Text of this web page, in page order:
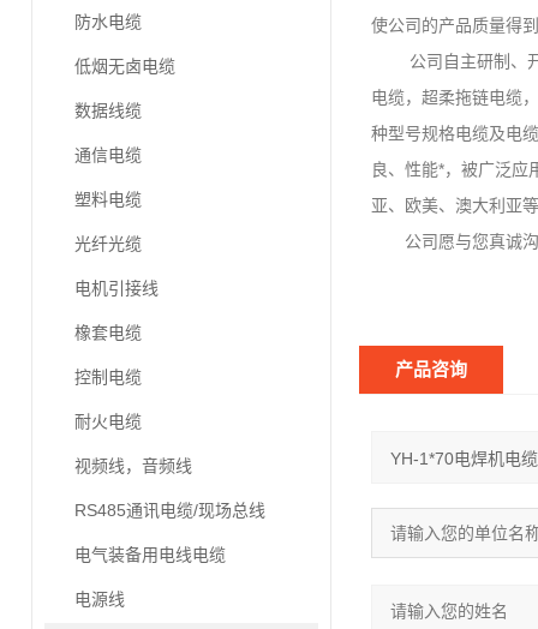
防水电缆
低烟无卤电缆
数据线缆
通信电缆
塑料电缆
光纤光缆
电机引接线
橡套电缆
控制电缆
耐火电缆
视频线，音频线
RS485通讯电缆/现场总线
电气装备用电线电缆
电源线
使公司的产品质量得
公司自主研制、开
电缆，超柔拖链电缆
种型号规格电缆及电
良、性能*，被广泛应
亚、欧美、澳大利亚
公司愿与您真诚沟
产品咨询